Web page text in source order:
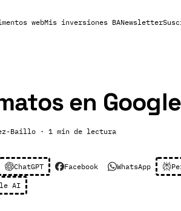
webMis inversiones BANewsletter
en
Baillo · 1 min de lectura
ChatGPT Facebook WhatsApp
AI